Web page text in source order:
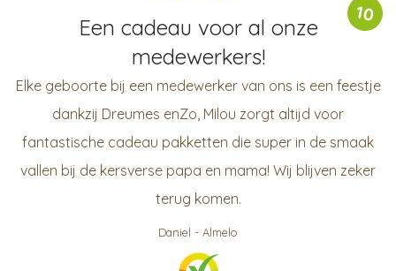
10
Een cadeau voor al onze
medewerkers!
Elke geboorte bij een medewerker van ons is een feestje
dankzij Dreumes enZo, Milou zorgt altijd voor
fantastische cadeau pakketten die super in de smaak
vallen bij de kersverse papa en mama! Wij blijven zeker
terug komen.
Daniel - Almelo